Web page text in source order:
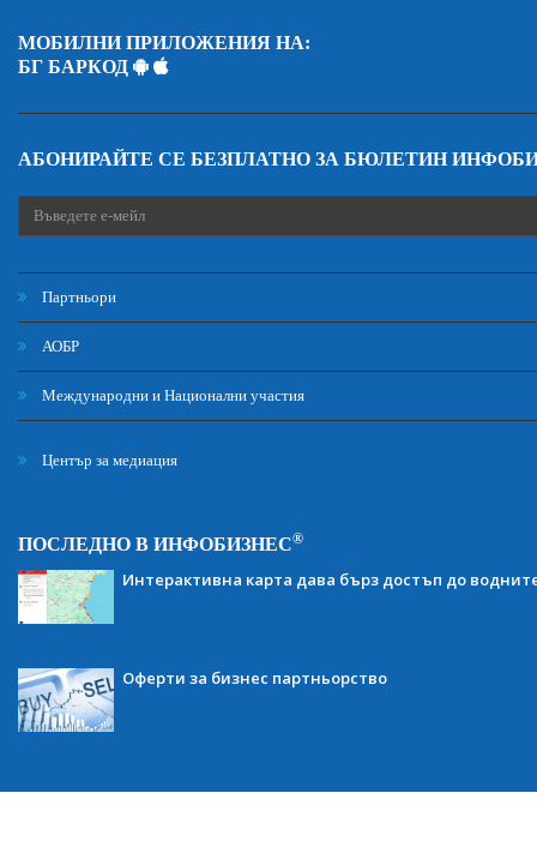
МОБИЛНИ ПРИЛОЖЕНИЯ НА:
БГ БАРКОД
АБОНИРАЙТЕ СЕ БЕЗПЛАТНО ЗА БЮЛЕТИН
Партньори
АОБР
Международни и Национални участия
Център за медиация
ПОСЛЕДНО В ИНФОБИЗНЕС®
Интерактивна карта дава бърз достъп до
Оферти за бизнес партньорство